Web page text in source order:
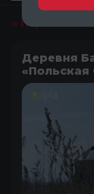
‹‹ Перейти ко
Деревня
«Польская